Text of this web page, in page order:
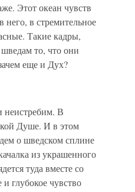
Этот океан чувств
в стремительное
Такие кадры,
то, что они
еще и Дух?
неистребим. В
Душе. И в этом
о шведском сплине
из украшенного
туда вместе со
глубокое чувство